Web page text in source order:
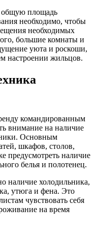
общую площадь
необходимо, чтобы
необходимых
большие комнаты и
уюта и роскоши,
настроении жильцов.
командированным
внимание на наличие
Основным
шкафов, столов,
предусмотреть наличие
белья и полотенец.
наличие холодильника,
утюга и фена. Это
чувствовать себя
на время